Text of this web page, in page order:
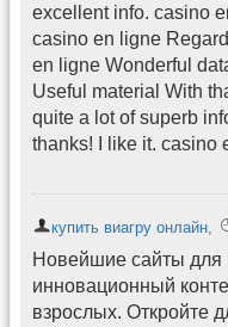
excellent info. casino
casino en ligne
en ligne Wonderful
Useful material With
quite a lot of superb
thanks! I like it. casino
купить виагру онлайн,
Новейшие сайты для
инновационный
взрослых. Откройте